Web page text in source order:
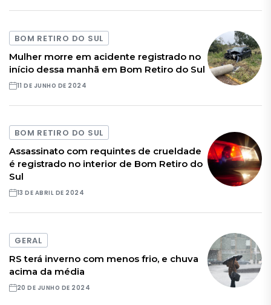
BOM RETIRO DO SUL
Mulher morre em acidente registrado no
início dessa manhã em Bom Retiro do Sul
11 DE JUNHO DE 2024
BOM RETIRO DO SUL
Assassinato com requintes de crueldade
é registrado no interior de Bom Retiro do
Sul
13 DE ABRIL DE 2024
GERAL
RS terá inverno com menos frio, e chuva
acima da média
20 DE JUNHO DE 2024